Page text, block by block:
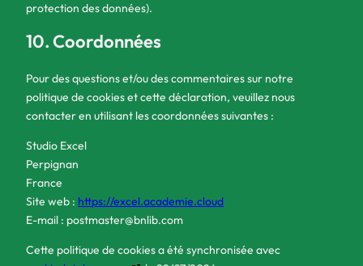
protection des données).
10. Coordonnées
Pour des questions et/ou des commentaires sur notre
politique de cookies et cette déclaration, veuillez nous
contacter en utilisant les coordonnées suivantes :
Studio Excel
Perpignan
France
Site web : https://excel.academie.cloud
E-mail : postmaster@bnlib.com
Cette politique de cookies a été synchronisée avec